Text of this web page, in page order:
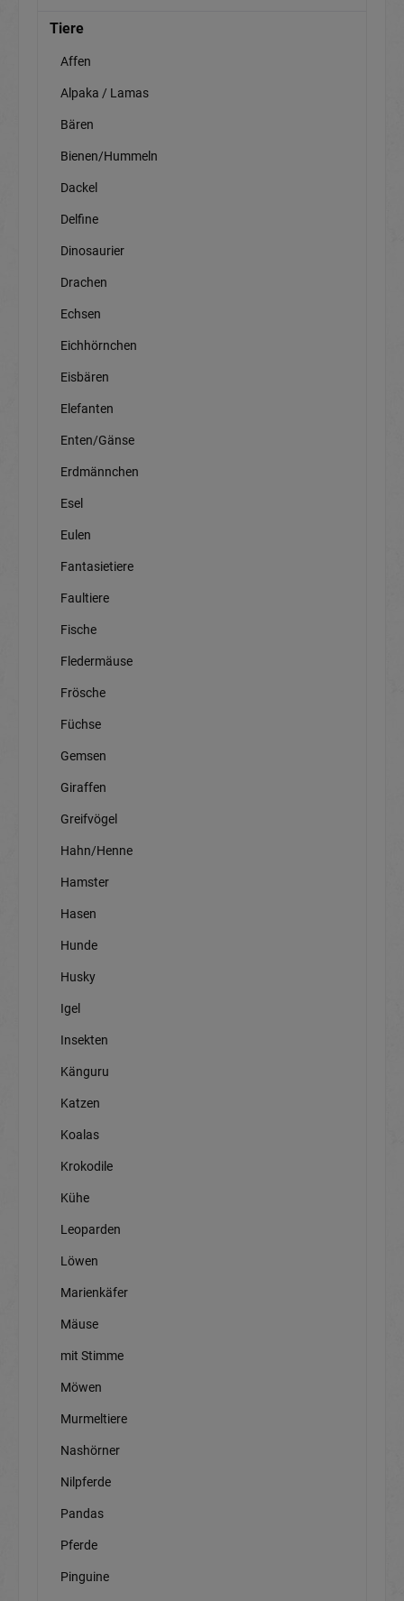
Tiere
Affen
Alpaka / Lamas
Bären
Bienen/Hummeln
Dackel
Delfine
Dinosaurier
Drachen
Echsen
Eichhörnchen
Eisbären
Elefanten
Enten/Gänse
Erdmännchen
Esel
Eulen
Fantasietiere
Faultiere
Fische
Fledermäuse
Frösche
Füchse
Gemsen
Giraffen
Greifvögel
Hahn/Henne
Hamster
Hasen
Hunde
Husky
Igel
Insekten
Känguru
Katzen
Koalas
Krokodile
Kühe
Leoparden
Löwen
Marienkäfer
Mäuse
mit Stimme
Möwen
Murmeltiere
Nashörner
Nilpferde
Pandas
Pferde
Pinguine